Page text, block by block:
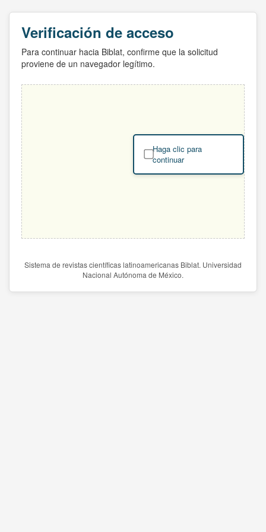
Verificación de acceso
Para continuar hacia Biblat, confirme que la solicitud
proviene de un navegador legítimo.
Haga clic para
continuar
Sistema de revistas científicas latinoamericanas Biblat. Universidad
Nacional Autónoma de México.